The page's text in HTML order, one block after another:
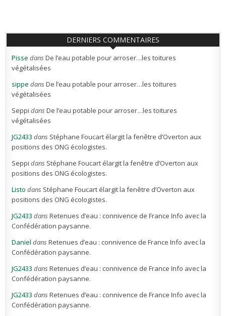
DERNIERS COMMENTAIRES
Pisse dansDe l’eau potable pour arroser…les toitures
végétalisées
sippe dansDe l’eau potable pour arroser…les toitures
végétalisées
Seppi dansDe l’eau potable pour arroser…les toitures
végétalisées
JG2433 dans Stéphane Foucart élargit la fenêtre d’Overton aux
positions des ONG écologistes.
Seppi dans Stéphane Foucart élargit la fenêtre d’Overton aux
positions des ONG écologistes.
Listo dans Stéphane Foucart élargit la fenêtre d’Overton aux
positions des ONG écologistes.
JG2433 dansRetenues d’eau : connivence de France Info avec la
Confédération paysanne.
Daniel dansRetenues d’eau : connivence de France Info avec la
Confédération paysanne.
JG2433 dansRetenues d’eau : connivence de France Info avec la
Confédération paysanne.
JG2433 dansRetenues d’eau : connivence de France Info avec la
Confédération paysanne.